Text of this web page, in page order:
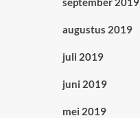
augustus 2019
juli 2019
juni 2019
mei 2019